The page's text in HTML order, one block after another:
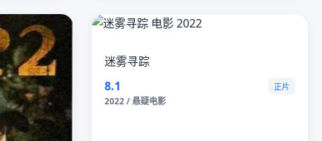
迷雾寻踪
8.1
正片
2022 / 悬疑电影